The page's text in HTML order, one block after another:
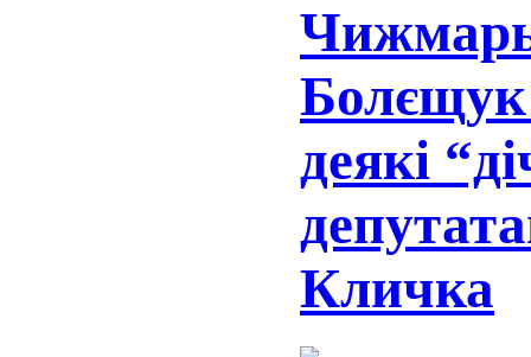
деякі
Кличка